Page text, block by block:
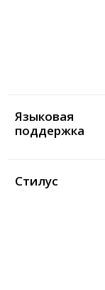
Языковая
поддержка
Стилус